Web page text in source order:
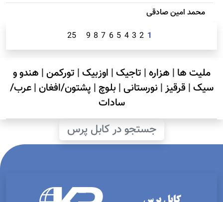
محمد امين صادقی
1
2
3
4
5
6
7
8
9
25
ملیت ها | هزاره| تاجیک| اوزبیک| تورکمن| هندو و
سیک| قرقیز| نورستانی| بلوچ | پشتون/افغان|عرب/
سادات
جستجو در کابل پرس